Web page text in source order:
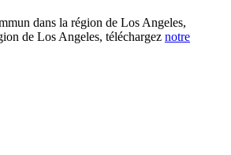
dans la région de Los Angeles,
de Los Angeles, téléchargez notre